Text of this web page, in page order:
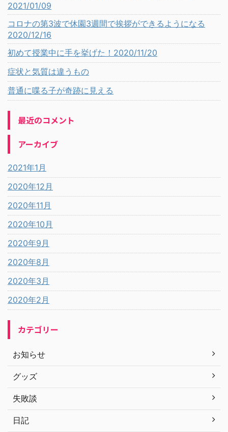
2021/01/09
コロナの第3波で休園3週間で挨拶ができるようになる
2020/12/16
初めて授業中に手を挙げた！2020/11/20
症状と気質は違うもの
普通に喋る子が奇跡に見える
最近のコメント
アーカイブ
2021年1月
2020年12月
2020年11月
2020年10月
2020年9月
2020年8月
2020年3月
2020年2月
カテゴリー
お知らせ
グッズ
失敗談
日記